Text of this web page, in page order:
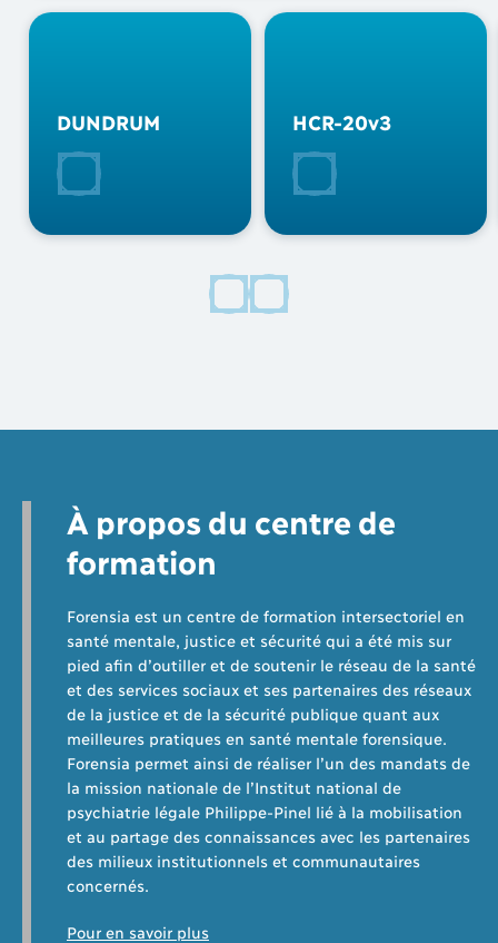
DUNDRUM HCR-20v3
À propos du centre de
formation
Forensia est un centre de formation intersectoriel en
santé mentale, justice et sécurité qui a été mis sur
pied afin d’outiller et de soutenir le réseau de la santé
et des services sociaux et ses partenaires des réseaux
de la justice et de la sécurité publique quant aux
meilleures pratiques en santé mentale forensique.
Forensia permet ainsi de réaliser l’un des mandats de
la mission nationale de l’Institut national de
psychiatrie légale Philippe-Pinel lié à la mobilisation
et au partage des connaissances avec les partenaires
des milieux institutionnels et communautaires
concernés.
Pour en savoir plus